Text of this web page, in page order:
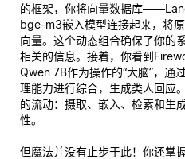
的框架，你将向量数据库
bge-m3嵌入模型连接起来，将
向量。这个动态组合确保了你的
相关的信息。接着，你看到
Qwen 7B作为操作的“大脑”，通
理能力进行综合，生成类人回应
的流动：摄取、嵌入、检索和
性。
但魔法并没有止步于此！你还掌